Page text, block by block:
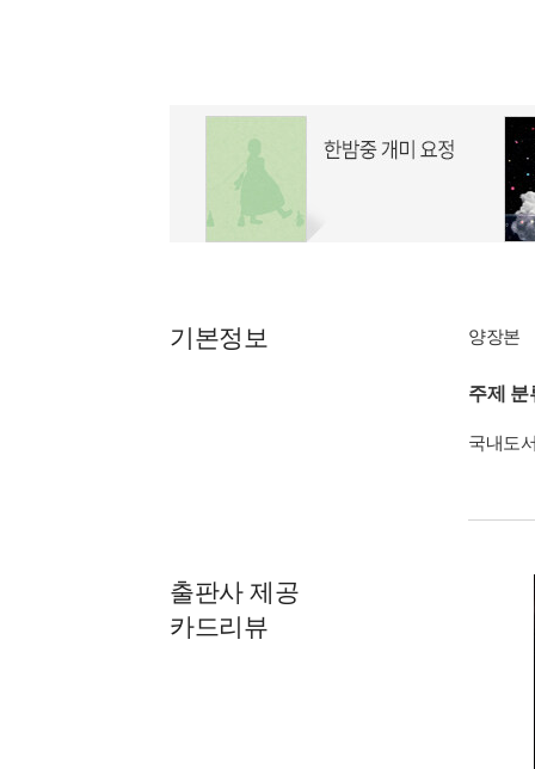
기본정보 양장본
주제 분
국내도
출판사 제공
카드리뷰